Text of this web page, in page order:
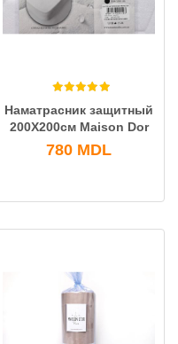
Наматрасник защитный
200X200см Maison Dor
780 MDL